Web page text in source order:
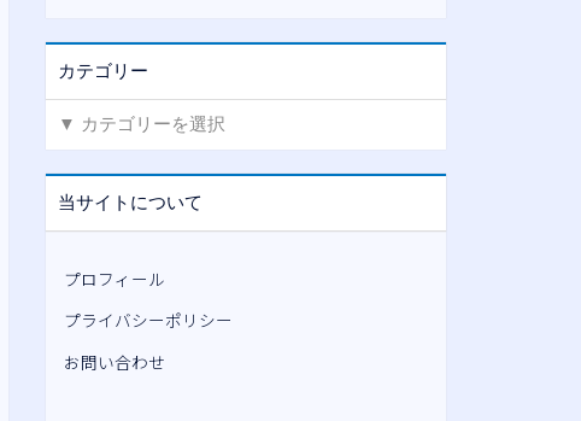
カテゴリー
当サイトについて
プロフィール
プライバシーポリシー
お問い合わせ